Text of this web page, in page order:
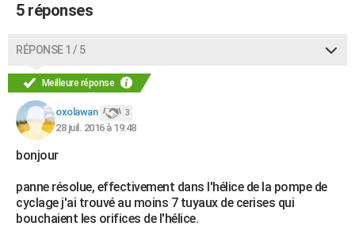
5 réponses
RÉPONSE 1 / 5
Meilleure réponse
oxolawan 3
28 juil. 2016 à 19:48
bonjour
panne résolue, effectivement dans l'hélice de la pompe de
cyclage j'ai trouvé au moins 7 tuyaux de cerises qui
bouchaient les orifices de l'hélice.